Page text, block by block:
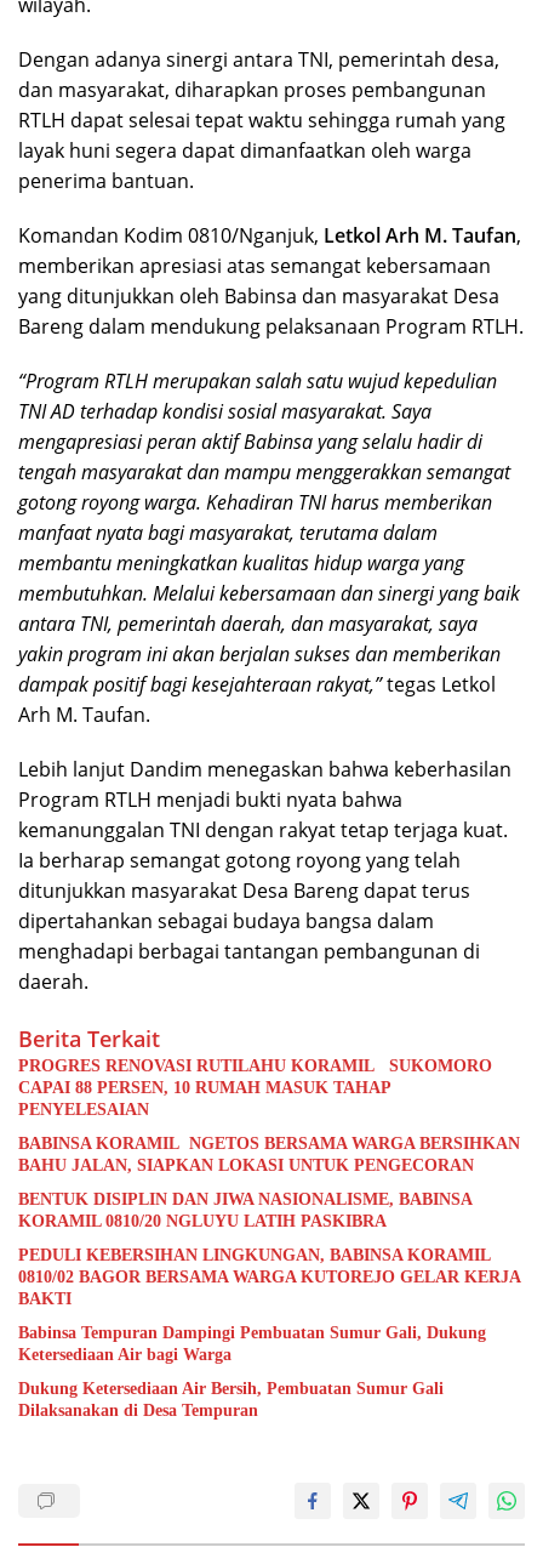
Dengan adanya sinergi antara TNI, pemerintah desa,
dan masyarakat, diharapkan proses pembangunan
RTLH dapat selesai tepat waktu sehingga rumah yang
layak huni segera dapat dimanfaatkan oleh warga
penerima bantuan.
Komandan Kodim 0810/Nganjuk, Letkol Arh M. Taufan,
memberikan apresiasi atas semangat kebersamaan
yang ditunjukkan oleh Babinsa dan masyarakat Desa
Bareng dalam mendukung pelaksanaan Program RTLH.
“Program RTLH merupakan salah satu wujud kepedulian
TNI AD terhadap kondisi sosial masyarakat. Saya
mengapresiasi peran aktif Babinsa yang selalu hadir di
tengah masyarakat dan mampu menggerakkan semangat
gotong royong warga. Kehadiran TNI harus memberikan
manfaat nyata bagi masyarakat, terutama dalam
membantu meningkatkan kualitas hidup warga yang
membutuhkan. Melalui kebersamaan dan sinergi yang baik
antara TNI, pemerintah daerah, dan masyarakat, saya
yakin program ini akan berjalan sukses dan memberikan
dampak positif bagi kesejahteraan rakyat,”tegas Letkol
Arh M. Taufan.
Lebih lanjut Dandim menegaskan bahwa keberhasilan
Program RTLH menjadi bukti nyata bahwa
kemanunggalan TNI dengan rakyat tetap terjaga kuat.
Ia berharap semangat gotong royong yang telah
ditunjukkan masyarakat Desa Bareng dapat terus
dipertahankan sebagai budaya bangsa dalam
menghadapi berbagai tantangan pembangunan di
daerah.
Berita Terkait
PROGRES RENOVASI RUTILAHU KORAMIL SUKOMORO
CAPAI 88 PERSEN, 10 RUMAH MASUK TAHAP
PENYELESAIAN
BABINSA KORAMIL NGETOS BERSAMA WARGA BERSIHKAN
BAHU JALAN, SIAPKAN LOKASI UNTUK PENGECORAN
BENTUK DISIPLIN DAN JIWA NASIONALISME, BABINSA
KORAMIL 0810/20 NGLUYU LATIH PASKIBRA
PEDULI KEBERSIHAN LINGKUNGAN, BABINSA KORAMIL
0810/02 BAGOR BERSAMA WARGA KUTOREJO GELAR KERJA
BAKTI
Babinsa Tempuran Dampingi Pembuatan Sumur Gali, Dukung
Ketersediaan Air bagi Warga
Dukung Ketersediaan Air Bersih, Pembuatan Sumur Gali
Dilaksanakan di Desa Tempuran